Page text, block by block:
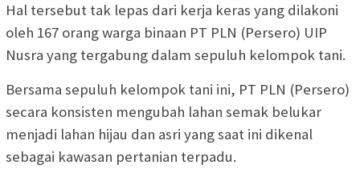
Hal tersebut tak lepas dari kerja keras yang dilakoni
oleh 167 orang warga binaan PT PLN (Persero) UIP
Nusra yang tergabung dalam sepuluh kelompok tani.
Bersama sepuluh kelompok tani ini, PT PLN (Persero)
secara konsisten mengubah lahan semak belukar
menjadi lahan hijau dan asri yang saat ini dikenal
sebagai kawasan pertanian terpadu.